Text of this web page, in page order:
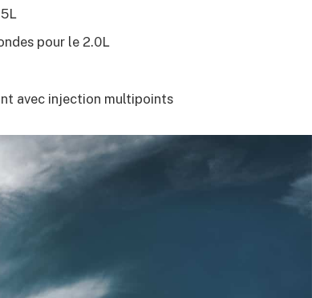
pour le 2.0L
avec injection multipoints